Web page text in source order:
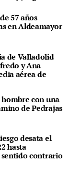
57 años
en Aldeamayor
de Valladolid
y Ana
aérea de
con una
de Pedrajas
desata el
hasta
contrario